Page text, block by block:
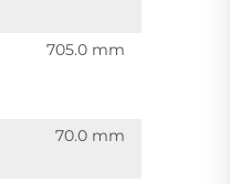
705.0 mm
70.0 mm